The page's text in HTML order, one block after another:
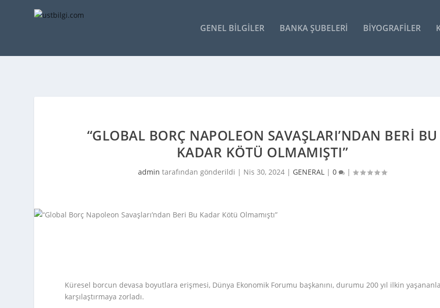
GENEL BILGILER BANKA ŞUBELERI BIYOGRAFILER
“GLOBAL BORÇ NAPOLEON SAVAŞLARI’NDAN BERI BU
KADAR KÖTÜ OLMAMIŞTI”
admin tarafından gönderildi | Nis 30, 2024| GENERAL| 0 |
Küresel borcun devasa boyutlara erişmesi, Dünya Ekonomik Forumu başkanını, durumu 200 yıl ilkin
karşılaştırmaya zorladı.